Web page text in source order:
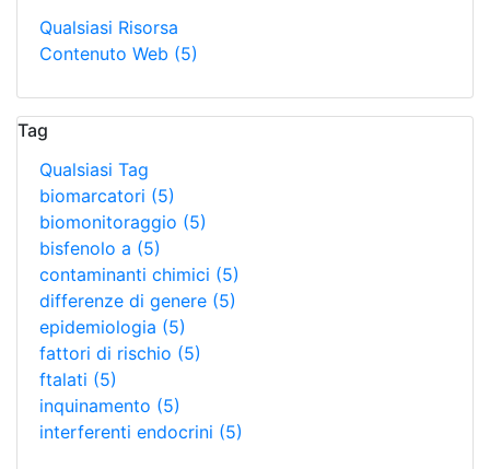
Qualsiasi Risorsa
Contenuto Web (5)
Tag
Qualsiasi Tag
biomarcatori (5)
biomonitoraggio (5)
bisfenolo a (5)
contaminanti chimici (5)
differenze di genere (5)
epidemiologia (5)
fattori di rischio (5)
ftalati (5)
inquinamento (5)
interferenti endocrini (5)